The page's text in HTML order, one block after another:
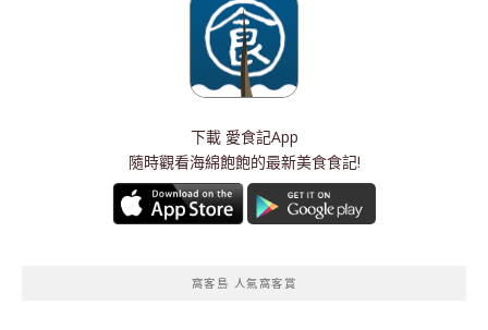
下載 愛食記App
隨時觀看海綿飽飽的最新美食食記!
窩客島 人氣窩客賞